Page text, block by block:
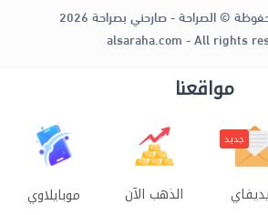
© الصراحة - صارحني بصراحة 2026
alsaraha.com - All rights